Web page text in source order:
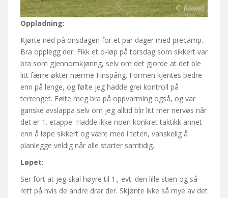
Oppladning:
Kjørte ned på onsdagen for et par dager med precamp.
Bra opplegg der. Fikk et o-løp på torsdag som sikkert var
bra som gjennomkjøring, selv om det gjorde at det ble
litt færre økter nærme Finspång. Formen kjentes bedre
enn på lenge, og følte jeg hadde grei kontroll på
terrenget. Følte meg bra på oppvarming også, og var
ganske avslappa selv om jeg alltid blir litt mer nervøs når
det er 1. etappe. Hadde ikke noen konkret taktikk annet
enn å løpe sikkert og være med i teten, vanskelig å
planlegge veldig når alle starter samtidig.
Løpet:
Ser fort at jeg skal høyre til 1., evt. den lille stien og så
rett på hvis de andre drar der. Skjønte ikke så mye av det